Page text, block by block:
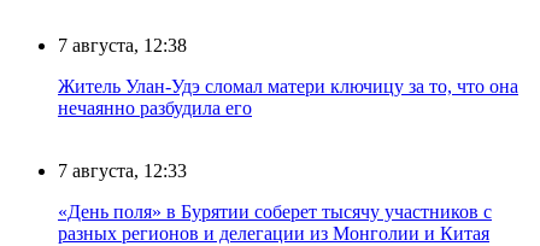
7 августа, 12:38
Житель Улан-Удэ сломал матери ключицу за то, что она
нечаянно разбудила его
7 августа, 12:33
«День поля» в Бурятии соберет тысячу участников с
разных регионов и делегации из Монголии и Китая